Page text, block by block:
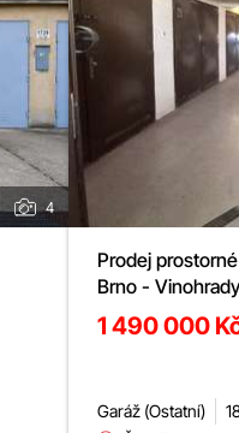
4
Prodej
Brno -
1 490 000
Garáž (Ostatní)